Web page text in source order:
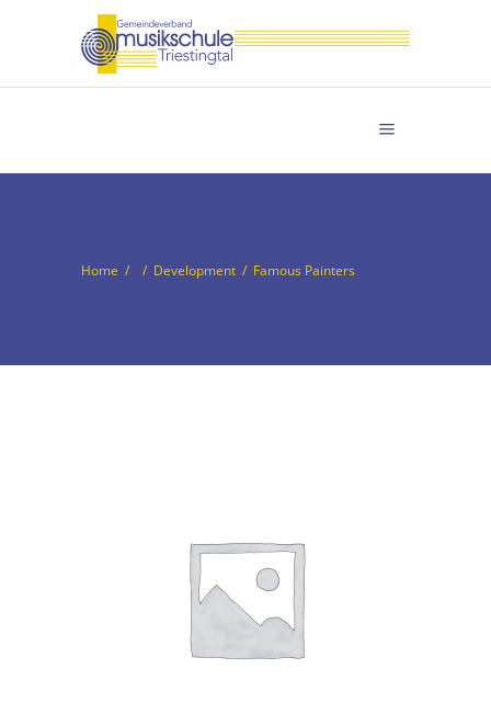
Home / / Development / Famous Painters